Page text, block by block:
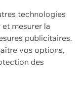
technologies
mesurer la
publicitaires.
vos options,
des